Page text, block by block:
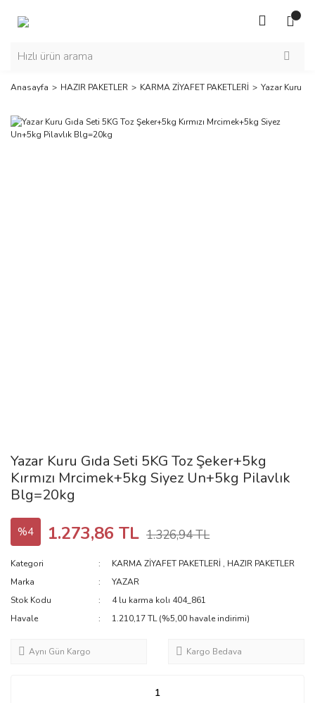
Anasayfa HAZIR PAKETLER KARMA ZİYAFET PAKETLERİ Yazar Kuru
Yazar Kuru Gıda Seti 5KG Toz Şeker+5kg
Kırmızı Mrcimek+5kg Siyez Un+5kg Pilavlık
Blg=20kg
%4 1.273,86 TL 1.326,94 TL
Kategori KARMA ZİYAFET PAKETLERİ , HAZIR PAKETLER
Marka
YAZAR
Stok Kodu
4 lu karma kolı 404_861
Havale
1.210,17 TL (%5,00 havale indirimi)
Aynı Gün Kargo Kargo Bedava